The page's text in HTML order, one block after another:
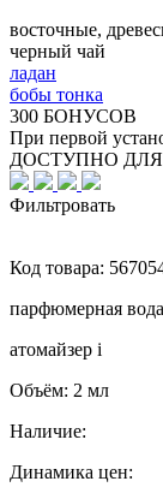
восточные,
черный чай
ладан
бобы тонка
300 БОНУСОВ
При первой
ДОСТУПНО
Фильтровать
Код товара:
парфюмерная
атомайзер i
Объём: 2 мл
Наличие:
Динамика цен: